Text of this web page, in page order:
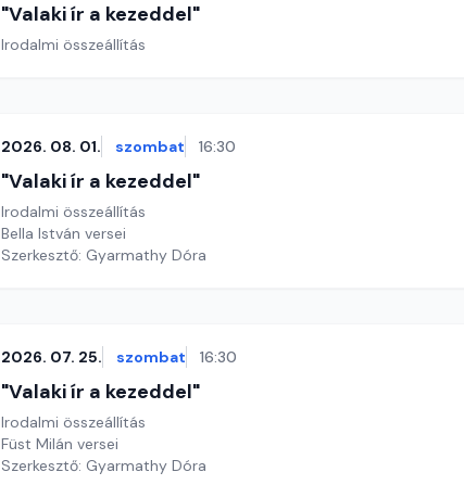
"Valaki ír a kezeddel"
Irodalmi összeállítás
2026. 08. 01. szombat 16:30
"Valaki ír a kezeddel"
Irodalmi összeállítás
Bella István versei
Szerkesztő: Gyarmathy Dóra
2026. 07. 25. szombat 16:30
"Valaki ír a kezeddel"
Irodalmi összeállítás
Füst Milán versei
Szerkesztő: Gyarmathy Dóra